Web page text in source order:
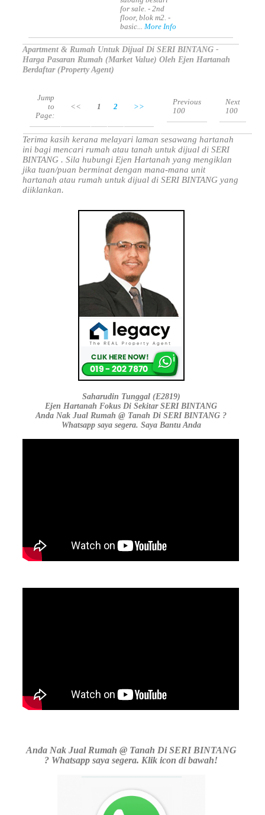
for sale. - 2nd
floor, blok m2. -
basic...More Info
Apartment & Rumah Untuk Dijual Di SERI BINTANG -
Harga Pasaran Rumah (Market Value) Oleh Ejen Hartanah
Berdaftar (Property Agent)
Jump
to
Page:
<< 1 2 >>
Previous
100
Next
100
Terima kasih kerana melayari laman sesawang hartanah
ini bagi mencari rumah atau tanah untuk dijual di SERI
BINTANG . Sila hubungi Ejen Hartanah yang mengiklan
jika tuan/puan berminat dengan mana-mana unit
hartanah atau rumah untuk dijual di SERI BINTANG yang
diiklankan.
Saharudin Tunggal (E2819)
Ejen Hartanah Fokus Di Sekitar SERI BINTANG
Anda Nak Jual Rumah @ Tanah Di SERI BINTANG ?
Whatsapp saya segera. Saya Bantu Anda
Anda Nak Jual Rumah @ Tanah Di SERI BINTANG
? Whatsapp saya segera. Klik icon di bawah!